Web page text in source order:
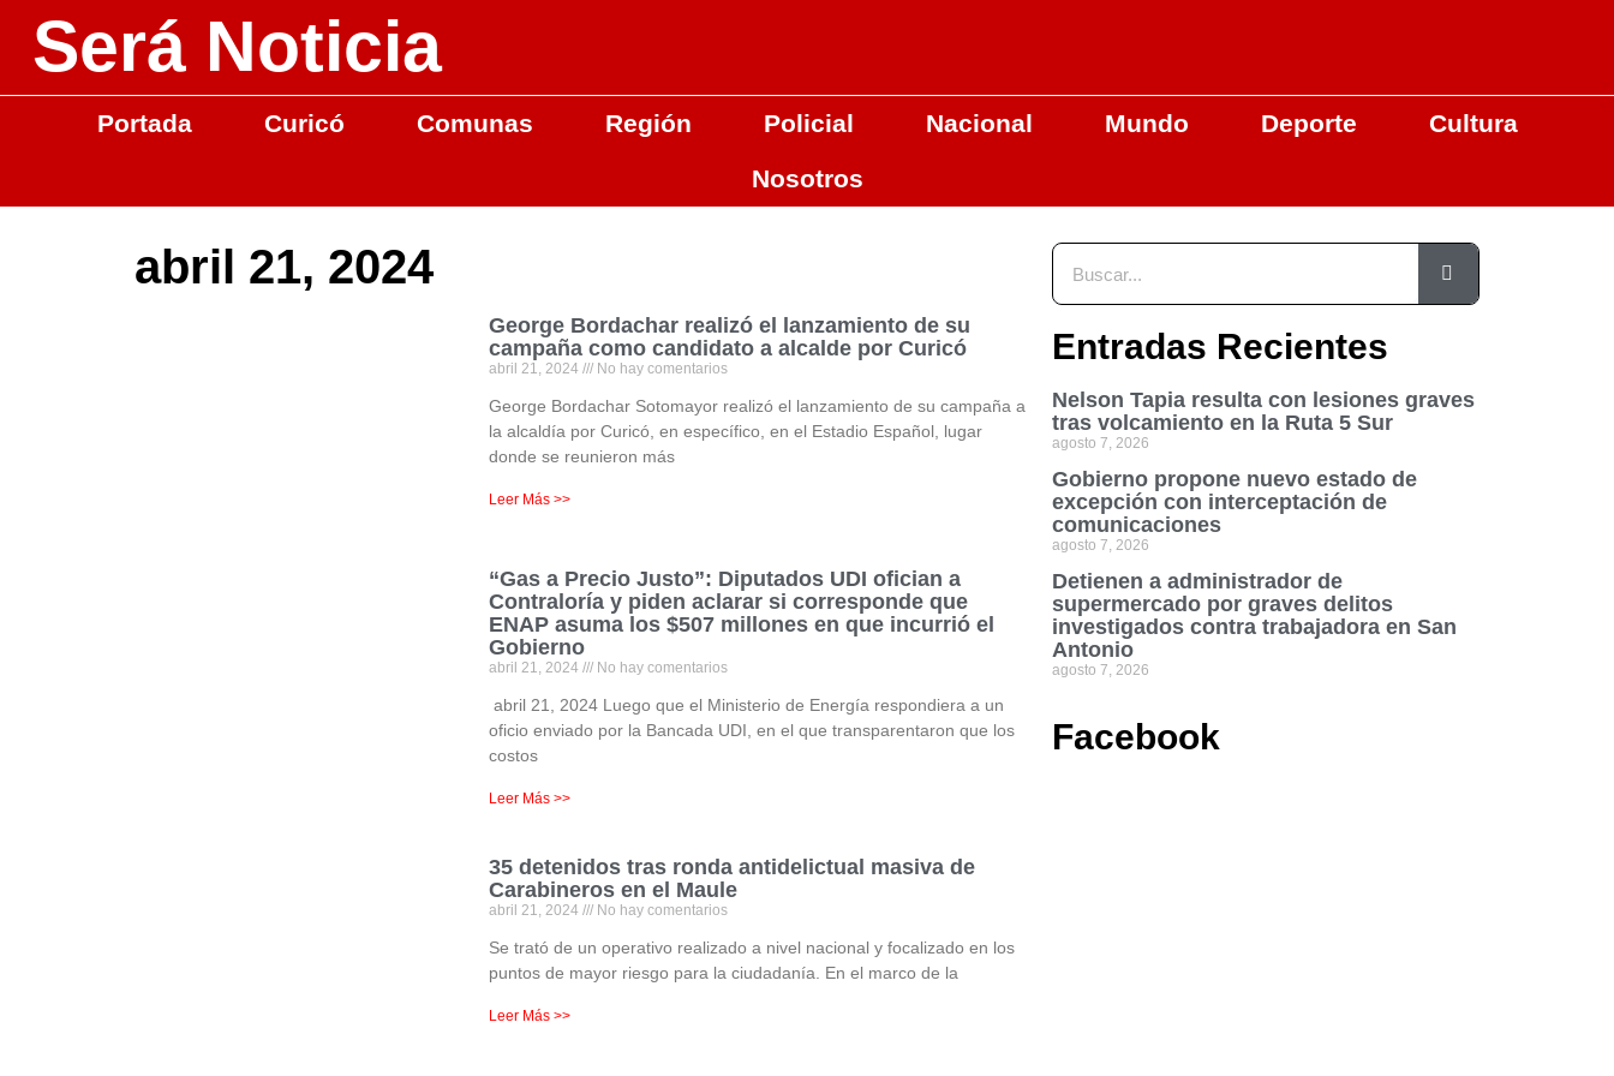
Será Noticia
Portada Curicó Comunas Región Policial Nacional Mundo Deporte
Cultura
Nosotros
abril 21, 2024
George Bordachar realizó el lanzamiento de su
campaña como candidato a alcalde por Curicó
abril 21, 2024 No hay comentarios
George Bordachar Sotomayor realizó el lanzamiento de su campaña a
la alcaldía por Curicó, en específico, en el Estadio Español, lugar
donde se reunieron más
Leer Más >>
“Gas a Precio Justo”: Diputados UDI ofician a
Contraloría y piden aclarar si corresponde que
ENAP asuma los $507 millones en que incurrió el
Gobierno
abril 21, 2024 No hay comentarios
abril 21, 2024 Luego que el Ministerio de Energía respondiera a un
oficio enviado por la Bancada UDI, en el que transparentaron que los
costos
Leer Más >>
35 detenidos tras ronda antidelictual masiva de
Carabineros en el Maule
abril 21, 2024 No hay comentarios
Se trató de un operativo realizado a nivel nacional y focalizado en los
puntos de mayor riesgo para la ciudadanía. En el marco de la
Leer Más >>
Entradas Recientes
Nelson Tapia resulta con lesiones graves
tras volcamiento en la Ruta 5 Sur
agosto 7, 2026
Gobierno propone nuevo estado de
excepción con interceptación de
comunicaciones
agosto 7, 2026
Detienen a administrador de
supermercado por graves delitos
investigados contra trabajadora en San
Antonio
agosto 7, 2026
Facebook